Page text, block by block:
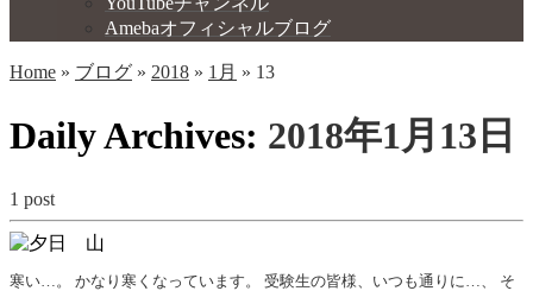
Amebaオフィシャルブログ
Home » ブログ » 2018 » 1月 » 13
Daily Archives: 2018年1月13日
1 post
寒い…。 かなり寒くなっています。 受験生の皆様、いつも通りに…、 そ